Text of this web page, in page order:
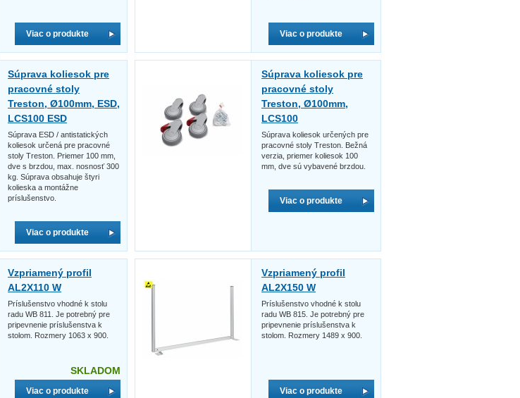
Viac o produkte Viac o produkte
Súprava koliesok pre
pracovné stoly
Treston, Ø100mm, ESD,
LCS100 ESD
Súprava ESD / antistatických
koliesok určená pre pracovné
stoly Treston. Priemer 100 mm,
dve s brzdou, max. nosnosť 300
kg. Súprava obsahuje štyri
kolieska a montážne
príslušenstvo.
Viac o produkte
Súprava koliesok pre
pracovné stoly
Treston, Ø100mm,
LCS100
Súprava koliesok určených pre
pracovné stoly Treston. Bežná
verzia, priemer koliesok 100
mm, dve sú vybavené brzdou.
Viac o produkte
Vzpriamený profil
AL2X110 W
Príslušenstvo vhodné k stolu
radu WB 811. Je potrebný pre
pripevnenie príslušenstva k
stolom. Rozmery 1063 x 900.
SKLADOM
Viac o produkte
Vzpriamený profil
AL2X150 W
Príslušenstvo vhodné k stolu
radu WB 815. Je potrebný pre
pripevnenie príslušenstva k
stolom. Rozmery 1489 x 900.
Viac o produkte